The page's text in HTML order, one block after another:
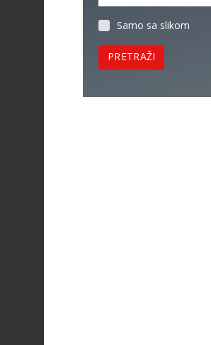
Samo sa slikom
PRETRAŽI